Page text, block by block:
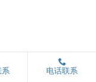
系 电话联系